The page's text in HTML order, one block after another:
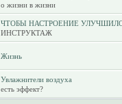
о жизни в жизни
ЧТОБЫ НАСТРОЕНИЕ
ИНСТРУКТАЖ
Жизнь
Увлажнители воздуха
есть эффект?